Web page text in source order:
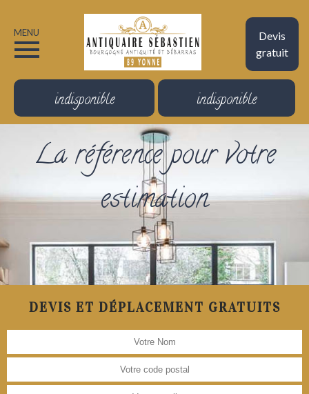
Devis
gratuit
MENU
indisponible indisponible
La référence pour votre
estimation
DEVIS ET DÉPLACEMENT GRATUITS